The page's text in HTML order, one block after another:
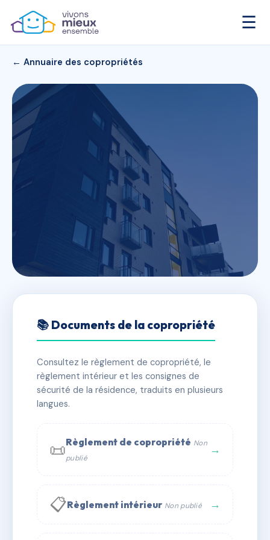
☰
← Annuaire des copropriétés
DU REVE (002)
✓ Immatriculée 🏠 27 lots 🏗 1 bâtiment(s)
📞 Contacter Syndic Digital
📚 Documents de la copropriété
Consultez le règlement de copropriété, le
règlement intérieur et les consignes de
sécurité de la résidence, traduits en plusieurs
langues.
📜Règlement de copropriété Non
publié
→
📋Règlement intérieur Non publié →